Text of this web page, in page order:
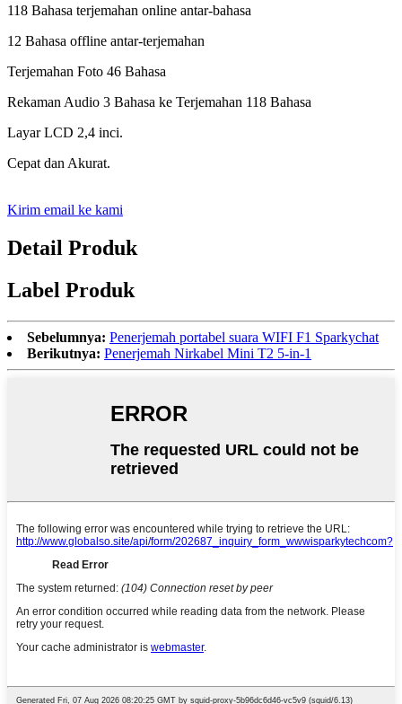
118 Bahasa terjemahan online antar-bahasa
12 Bahasa offline antar-terjemahan
Terjemahan Foto 46 Bahasa
Rekaman Audio 3 Bahasa ke Terjemahan 118 Bahasa
Layar LCD 2,4 inci.
Cepat dan Akurat.
Kirim email ke kami
Detail Produk
Label Produk
Sebelumnya: Penerjemah portabel suara WIFI F1 Sparkychat
Berikutnya: Penerjemah Nirkabel Mini T2 5-in-1